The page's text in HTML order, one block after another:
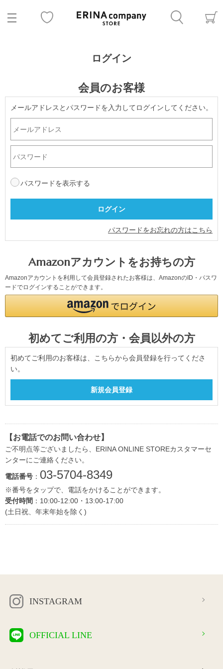
ログイン
会員のお客様
メールアドレスとパスワードを入力してログインしてください。
パスワードを表示する
パスワードをお忘れの方はこちら
Amazonアカウントをお持ちの方
Amazonアカウントを利用して会員登録されたお客様は、AmazonのID・パスワ
ードでログインすることができます。
初めてご利用の方・会員以外の方
初めてご利用のお客様は、こちらから会員登録を行ってくださ
い。
【お電話でのお問い合わせ】
ご不明点等ございましたら、ERINA ONLINE STOREカスタマーセ
ンターにご連絡ください。
電話番号 ： 03-5704-8349
※番号をタップで、電話をかけることができます。
受付時間 ：10:00-12:00・13:00-17:00
(土日祝、年末年始を除く)
INSTAGRAM
OFFICIAL LINE